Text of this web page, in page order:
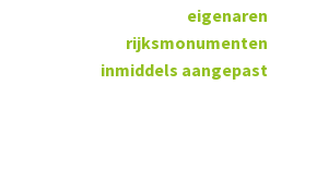
eigenaren
rijksmonumenten
inmiddels aangepast